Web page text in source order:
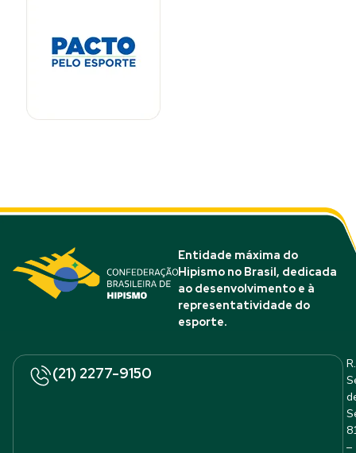
Entidade máxima do
Hipismo no Brasil, dedicada
ao desenvolvimento e à
representatividade do
esporte.
(21) 2277-9150
R.
–